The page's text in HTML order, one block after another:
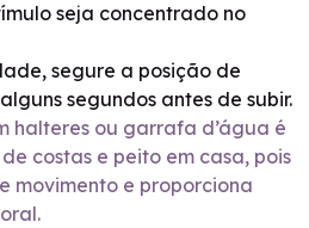
seja concentrado no
segure a posição de
segundos antes de subir.
halteres ou garrafa d’água é
costas e peito em casa, pois
movimento e proporciona